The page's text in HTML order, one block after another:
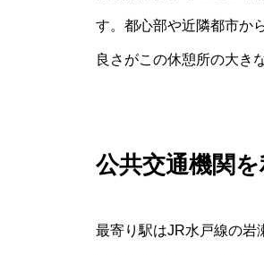
す。都心部や近隣都市か
良さがこの休憩所の大き
公共交通機関
最寄り駅はJR水戸線の岩